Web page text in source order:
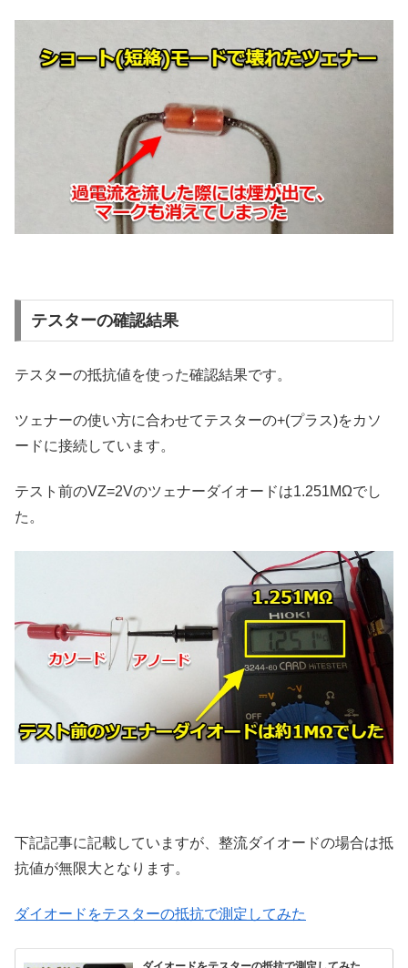
テスターの確認結果
テスターの抵抗値を使った確認結果です。
ツェナーの使い方に合わせてテスターの+(プラス)をカソ
ードに接続しています。
テスト前のVZ=2Vのツェナーダイオードは1.251MΩでし
た。
下記記事に記載していますが、整流ダイオードの場合は抵
抗値が無限大となります。
ダイオードをテスターの抵抗で測定してみた